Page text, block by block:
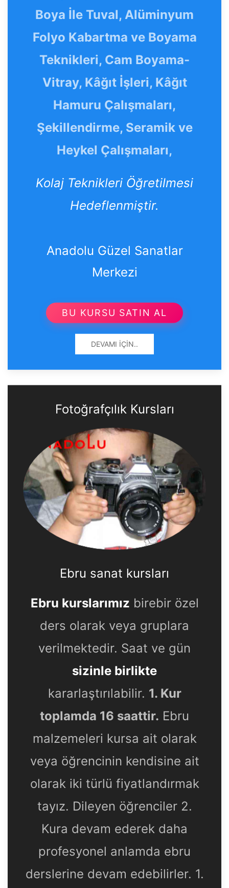
Boya İle Tuval, Alüminyum
Folyo Kabartma ve Boyama
Teknikleri, Cam Boyama-
Vitray, Kâğıt İşleri, Kâğıt
Hamuru Çalışmaları,
Şekillendirme, Seramik ve
Heykel Çalışmaları,
Kolaj Teknikleri Öğretilmesi
Hedeflenmiştir.
Anadolu Güzel Sanatlar
Merkezi
BU KURSU SATIN AL
DEVAMI İÇIN..
Fotoğrafçılık Kursları
Ebru sanat kursları
Ebru kurslarımız birebir özel
ders olarak veya gruplara
verilmektedir. Saat ve gün
sizinle birlikte
kararlaştırılabilir. 1. Kur
toplamda 16 saattir. Ebru
malzemeleri kursa ait olarak
veya öğrencinin kendisine ait
olarak iki türlü fiyatlandırmak
tayız. Dileyen öğrenciler 2.
Kura devam ederek daha
profesyonel anlamda ebru
derslerine devam edebilirler. 1.